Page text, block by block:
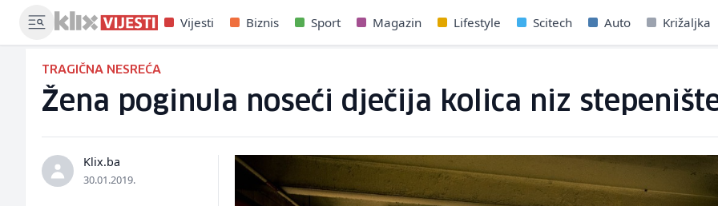
Vijesti Biznis Sport Magazin Lifestyle Scitech Auto Križaljka
TRAGIČNA NESREĆA
Žena poginula noseći dječija kolica niz
Klix.ba
30.01.2019.